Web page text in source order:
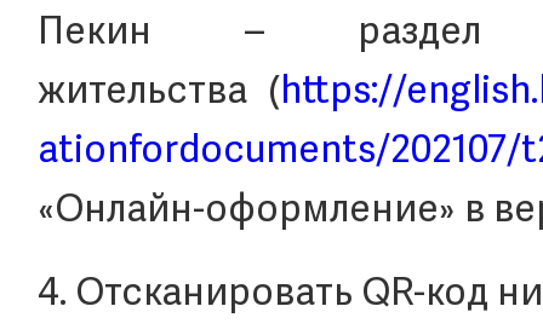
Пекин – раздел
жительства (https://
ationfordocuments/202107/
«Онлайн-оформление» в
4. Отсканировать QR-код